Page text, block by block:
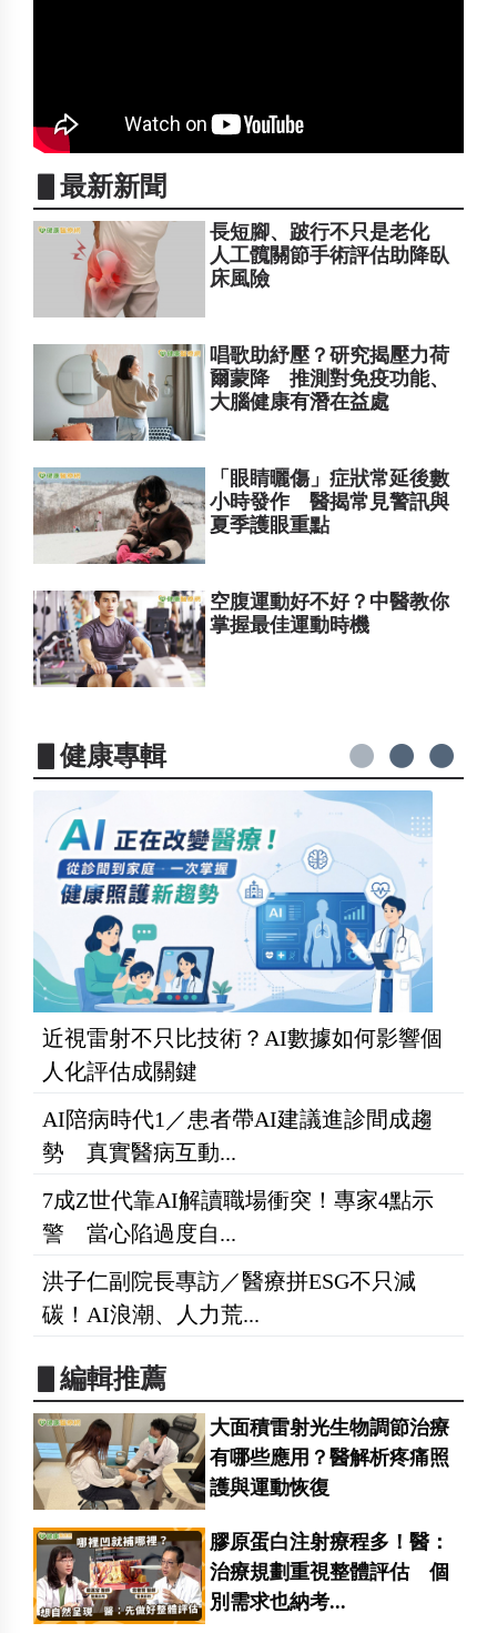
▋最新新聞
長短腳、跛行不只是老化
人工髖關節手術評估助降臥
床風險
唱歌助紓壓？研究揭壓力荷
爾蒙降 推測對免疫功能、
大腦健康有潛在益處
「眼睛曬傷」症狀常延後數
小時發作 醫揭常見警訊與
夏季護眼重點
空腹運動好不好？中醫教你
掌握最佳運動時機
▋健康專輯
近視雷射不只比技術？AI數據如何影響個
人化評估成關鍵
AI陪病時代1／患者帶AI建議進診間成趨
勢 真實醫病互動...
7成Z世代靠AI解讀職場衝突！專家4點示
警 當心陷過度自...
洪子仁副院長專訪／醫療拼ESG不只減
碳！AI浪潮、人力荒...
▋編輯推薦
大面積雷射光生物調節治療
有哪些應用？醫解析疼痛照
護與運動恢復
膠原蛋白注射療程多！醫：
治療規劃重視整體評估 個
別需求也納考...